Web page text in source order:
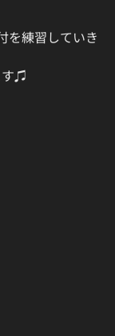
を練習していき
す♫